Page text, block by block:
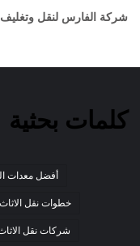
شركة الفارس لنقل وتغليف
كلمات بحثية
أفضل معدات
خطوات نقل
شركات نقل